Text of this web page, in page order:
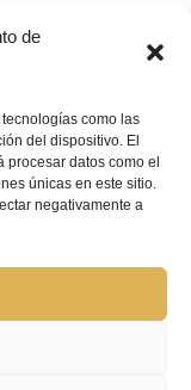
de
como las
del dispositivo. El
datos como el
únicas en este sitio.
negativamente a
DEL AZAFRÁN |